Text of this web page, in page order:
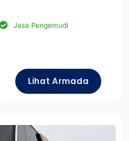
Jasa Pengemudi
Lihat Armada